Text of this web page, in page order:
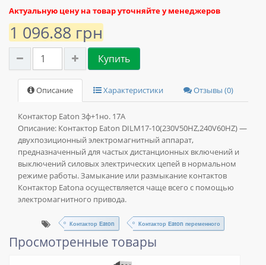
Актуальную цену на товар уточняйте у менеджеров
1 096.88 грн
Купить
Описание Характеристики Отзывы (0)
Контактор Eaton 3ф+1но. 17А
Описание: Контактор Eaton DILM17-10(230V50HZ,240V60HZ) —
двухпозиционный электромагнитный аппарат,
предназначенный для частых дистанционных включений и
выключений силовых электрических цепей в нормальном
режиме работы. Замыкание или размыкание контактов
Контактор Eatonа осуществляется чаще всего с помощью
электромагнитного привода.
Контактор Eaton Контактор Eaton переменного
Просмотренные товары